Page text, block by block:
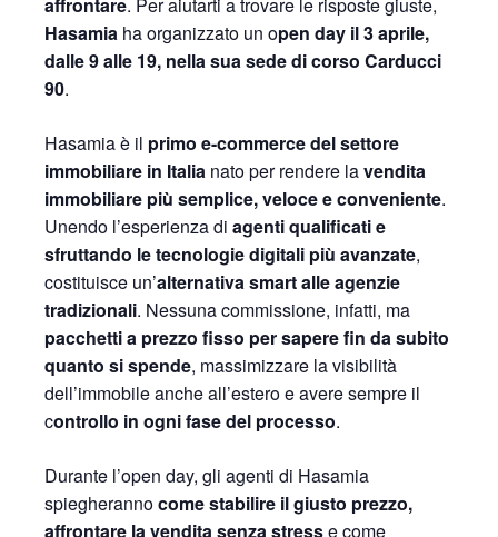
affrontare. Per aiutarti a trovare le risposte giuste,
Hasamia ha organizzato un open day il 3 aprile,
dalle 9 alle 19, nella sua sede di corso Carducci
90.
Hasamia è il primo e-commerce del settore
immobiliare in Italia nato per rendere lavendita
immobiliare più semplice, veloce e conveniente.
Unendo l’esperienza di agenti qualificati e
sfruttando le tecnologie digitali più avanzate,
costituisce un’alternativa smart alle agenzie
tradizionali. Nessuna commissione, infatti, ma
pacchetti a prezzo fisso per sapere fin da subito
quanto si spende, massimizzare la visibilità
dell’immobile anche all’estero e avere sempre il
controllo in ogni fase del processo.
Durante l’open day, gli agenti di Hasamia
spiegherannocome stabilire il giusto prezzo,
affrontare la vendita senza stresse come